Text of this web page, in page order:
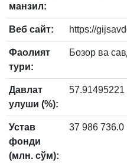
манзил:
Веб сайт: https://
Фаолият
тури:
Бозор ва
Давлат
улуши (%):
57.91495221
Устав
фонди
(млн. сўм):
37 986 736.0